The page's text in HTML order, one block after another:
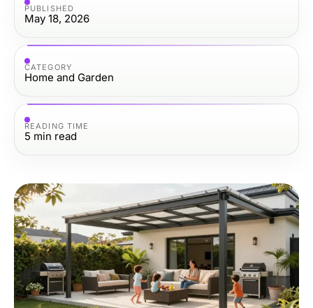
PUBLISHED
May 18, 2026
CATEGORY
Home and Garden
READING TIME
5 min read